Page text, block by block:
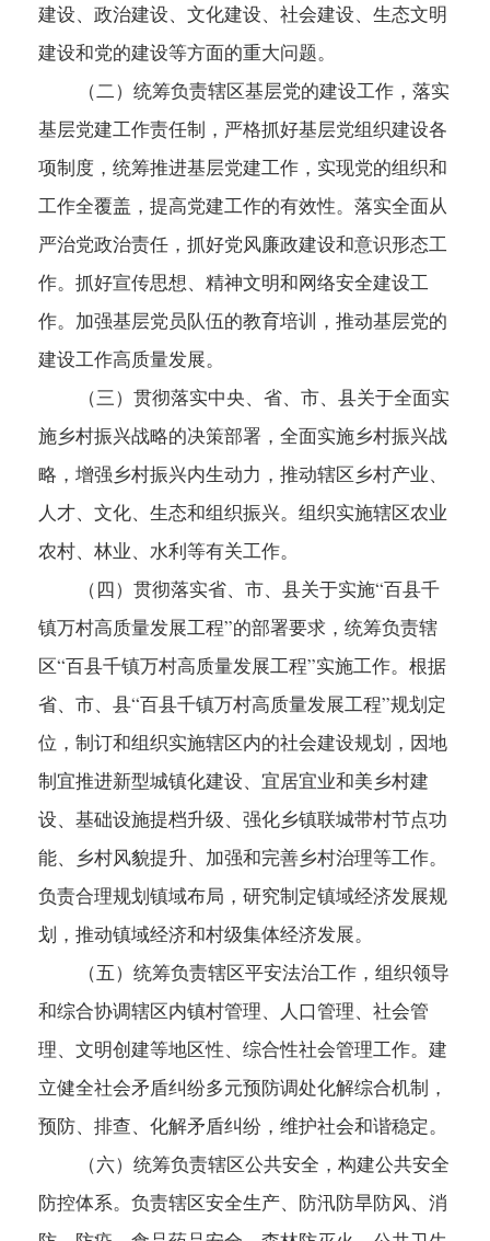
建设、政治建设、文化建设、社会建设、生态文明
建设和党的建设等方面的重大问题。
（二）统筹负责辖区基层党的建设工作，落实
基层党建工作责任制，严格抓好基层党组织建设各
项制度，统筹推进基层党建工作，实现党的组织和
工作全覆盖，提高党建工作的有效性。落实全面从
严治党政治责任，抓好党风廉政建设和意识形态工
作。抓好宣传思想、精神文明和网络安全建设工
作。加强基层党员队伍的教育培训，推动基层党的
建设工作高质量发展。
（三）贯彻落实中央、省、市、县关于全面实
施乡村振兴战略的决策部署，全面实施乡村振兴战
略，增强乡村振兴内生动力，推动辖区乡村产业、
人才、文化、生态和组织振兴。组织实施辖区农业
农村、林业、水利等有关工作。
（四）贯彻落实省、市、县关于实施“百县千
镇万村高质量发展工程”的部署要求，统筹负责辖
区“百县千镇万村高质量发展工程”实施工作。根据
省、市、县“百县千镇万村高质量发展工程”规划定
位，制订和组织实施辖区内的社会建设规划，因地
制宜推进新型城镇化建设、宜居宜业和美乡村建
设、基础设施提档升级、强化乡镇联城带村节点功
能、乡村风貌提升、加强和完善乡村治理等工作。
负责合理规划镇域布局，研究制定镇域经济发展规
划，推动镇域经济和村级集体经济发展。
（五）统筹负责辖区平安法治工作，组织领导
和综合协调辖区内镇村管理、人口管理、社会管
理、文明创建等地区性、综合性社会管理工作。建
立健全社会矛盾纠纷多元预防调处化解综合机制，
预防、排查、化解矛盾纠纷，维护社会和谐稳定。
（六）统筹负责辖区公共安全，构建公共安全
防控体系。负责辖区安全生产、防汛防旱防风、消